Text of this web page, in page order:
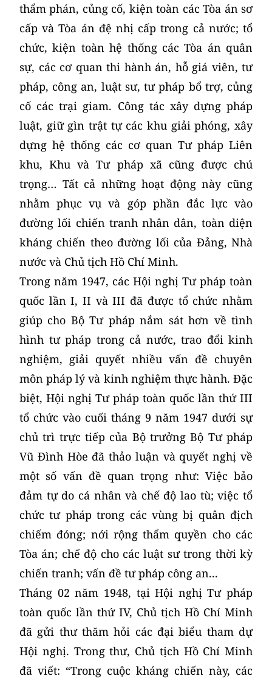
thẩm phán, củng cố, kiện toàn các Tòa án sơ
cấp và Tòa án đệ nhị cấp trong cả nước; tổ
chức, kiện toàn hệ thống các Tòa án quân
sự, các cơ quan thi hành án, hỗ giá viên, tư
pháp, công an, luật sư, tư pháp bổ trợ, củng
cố các trại giam. Công tác xây dựng pháp
luật, giữ gìn trật tự các khu giải phóng, xây
dựng hệ thống các cơ quan Tư pháp Liên
khu, Khu và Tư pháp xã cũng được chú
trọng… Tất cả những hoạt động này cũng
nhằm phục vụ và góp phần đắc lực vào
đường lối chiến tranh nhân dân, toàn diện
kháng chiến theo đường lối của Đảng, Nhà
nước và Chủ tịch Hồ Chí Minh.
Trong năm 1947, các Hội nghị Tư pháp toàn
quốc lần I, II và III đã được tổ chức nhằm
giúp cho Bộ Tư pháp nắm sát hơn về tình
hình tư pháp trong cả nước, trao đổi kinh
nghiệm, giải quyết nhiều vấn đề chuyên
môn pháp lý và kinh nghiệm thực hành. Đặc
biệt, Hội nghị Tư pháp toàn quốc lần thứ III
tổ chức vào cuối tháng 9 năm 1947 dưới sự
chủ trì trực tiếp của Bộ trưởng Bộ Tư pháp
Vũ Đình Hòe đã thảo luận và quyết nghị về
một số vấn đề quan trọng như: Việc bảo
đảm tự do cá nhân và chế độ lao tù; việc tổ
chức tư pháp trong các vùng bị quân địch
chiếm đóng; nới rộng thẩm quyền cho các
Tòa án; chế độ cho các luật sư trong thời kỳ
chiến tranh; vấn đề tư pháp công an...
Tháng 02 năm 1948, tại Hội nghị Tư pháp
toàn quốc lần thứ IV, Chủ tịch Hồ Chí Minh
đã gửi thư thăm hỏi các đại biểu tham dự
Hội nghị. Trong thư, Chủ tịch Hồ Chí Minh
đã viết: “Trong cuộc kháng chiến này, các